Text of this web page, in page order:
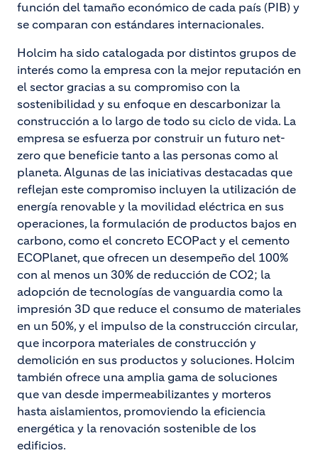
función del tamaño económico de cada país (PIB) y
se comparan con estándares internacionales.
Holcim ha sido catalogada por distintos grupos de
interés como la empresa con la mejor reputación en
el sector gracias a su compromiso con la
sostenibilidad y su enfoque en descarbonizar la
construcción a lo largo de todo su ciclo de vida. La
empresa se esfuerza por construir un futuro net-
zero que beneficie tanto a las personas como al
planeta. Algunas de las iniciativas destacadas que
reflejan este compromiso incluyen la utilización de
energía renovable y la movilidad eléctrica en sus
operaciones, la formulación de productos bajos en
carbono, como el concreto ECOPact y el cemento
ECOPlanet, que ofrecen un desempeño del 100%
con al menos un 30% de reducción de CO2; la
adopción de tecnologías de vanguardia como la
impresión 3D que reduce el consumo de materiales
en un 50%, y el impulso de la construcción circular,
que incorpora materiales de construcción y
demolición en sus productos y soluciones. Holcim
también ofrece una amplia gama de soluciones
que van desde impermeabilizantes y morteros
hasta aislamientos, promoviendo la eficiencia
energética y la renovación sostenible de los
edificios.